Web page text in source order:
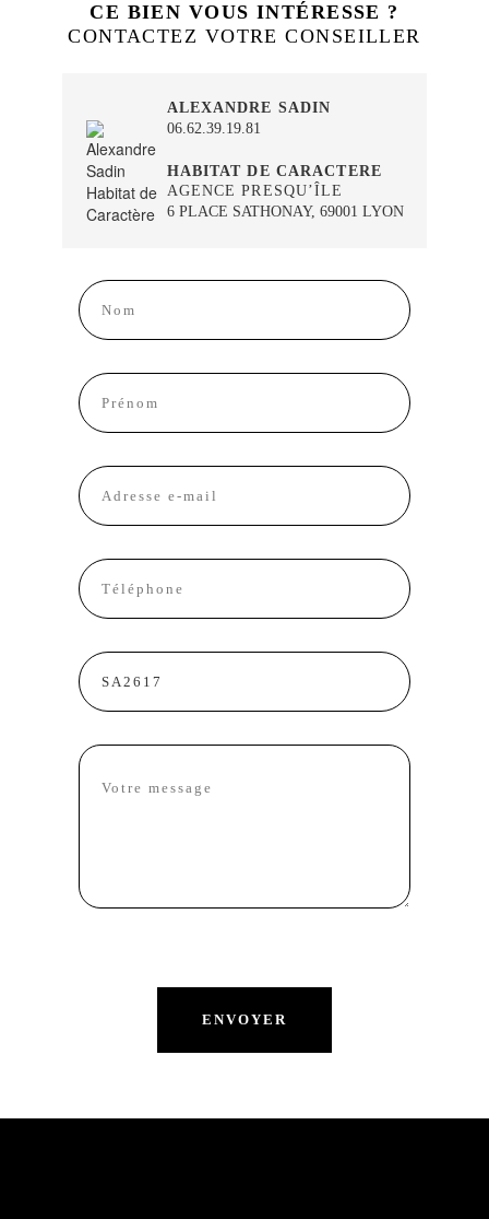
CE BIEN VOUS INTÉRESSE ?
CONTACTEZ VOTRE CONSEILLER
ALEXANDRE SADIN
06.62.39.19.81
HABITAT DE CARACTERE
AGENCE PRESQU’ÎLE
6 PLACE SATHONAY, 69001 LYON